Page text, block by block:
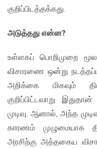
குறிப்பிடத்தக்கது.
அடுத்தது என்ன?
உள்ளகப் பொறிமுறை
விசாரணை ஒன்று
அறிக்கை மிகவும்
குறிப்பிட்டவாறு
முடிவு. ஆனால், அந்த
காரணம் முழுமையாக
அரசிற்கு அத்தகைய